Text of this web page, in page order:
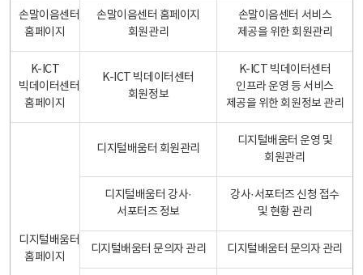
손말이음센터
홈페이지
손말이음센터 홈페이지
회원관리
손말이음센터 서비스
제공을 위한 회원관리
K-ICT
빅데이터센터
홈페이지
K-ICT 빅데이터센터
회원정보
K-ICT 빅데이터센터
인프라 운영 등 서비스
제공을 위한 회원정보 관리
디지털배움터
홈페이지
디지털배움터 회원관리
디지털배움터 운영 및
회원관리
디지털배움터 강사·
서포터즈 정보
강사·서포터즈 신청 접수
및 현황 관리
디지털배움터 문의자 관리 디지털배움터 문의자 관리